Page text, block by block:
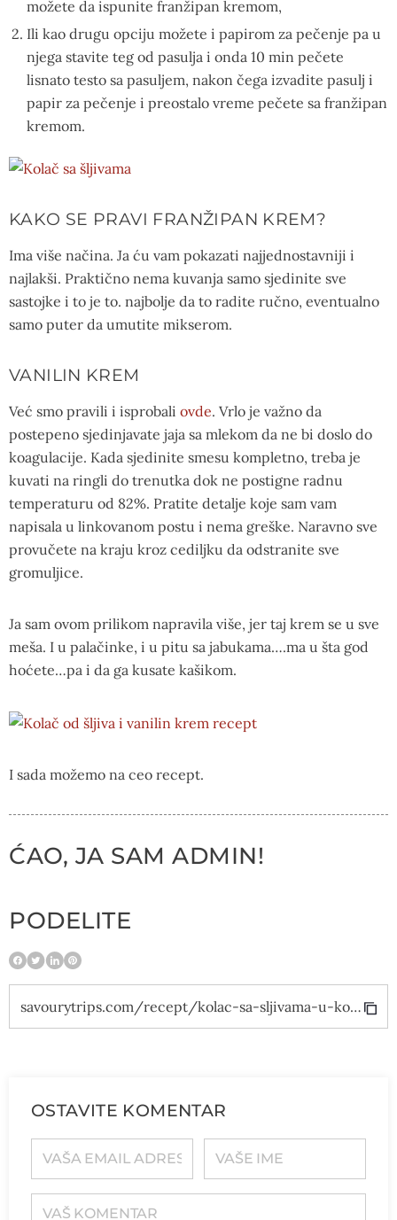
možete da ispunite franžipan kremom,
Ili kao drugu opciju možete i papirom za pečenje pa u
njega stavite teg od pasulja i onda 10 min pečete
lisnato testo sa pasuljem, nakon čega izvadite pasulj i
papir za pečenje i preostalo vreme pečete sa franžipan
kremom.
KAKO SE PRAVI FRANŽIPAN KREM?
Ima više načina. Ja ću vam pokazati najjednostavniji i
najlakši. Praktično nema kuvanja samo sjedinite sve
sastojke i to je to. najbolje da to radite ručno, eventualno
samo puter da umutite mikserom.
VANILIN KREM
Već smo pravili i isprobali ovde. Vrlo je važno da
postepeno sjedinjavate jaja sa mlekom da ne bi doslo do
koagulacije. Kada sjedinite smesu kompletno, treba je
kuvati na ringli do trenutka dok ne postigne radnu
temperaturu od 82%. Pratite detalje koje sam vam
napisala u linkovanom postu i nema greške. Naravno sve
provučete na kraju kroz cediljku da odstranite sve
gromuljice.
Ja sam ovom prilikom napravila više, jer taj krem se u sve
meša. I u palačinke, i u pitu sa jabukama….ma u šta god
hoćete…pa i da ga kusate kašikom.
I sada možemo na ceo recept.
ĆAO, JA SAM ADMIN!
PODELITE
savourytrips.com/recept/kolac-sa-sljivama-u-konjaku-i-franzipan-kremu/
OSTAVITE KOMENTAR